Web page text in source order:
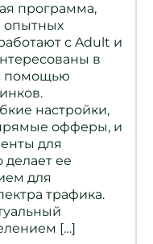
программа,
опытных
с Adult и
в
помощью
настройки,
офферы, и
для
делает ее
для
трафика.
[…]